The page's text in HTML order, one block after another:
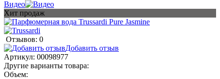
Видео
Хит продаж
Отзывов: 0
Добавить отзыв
Артикул: 00098977
Другие варианты товара:
Объем: